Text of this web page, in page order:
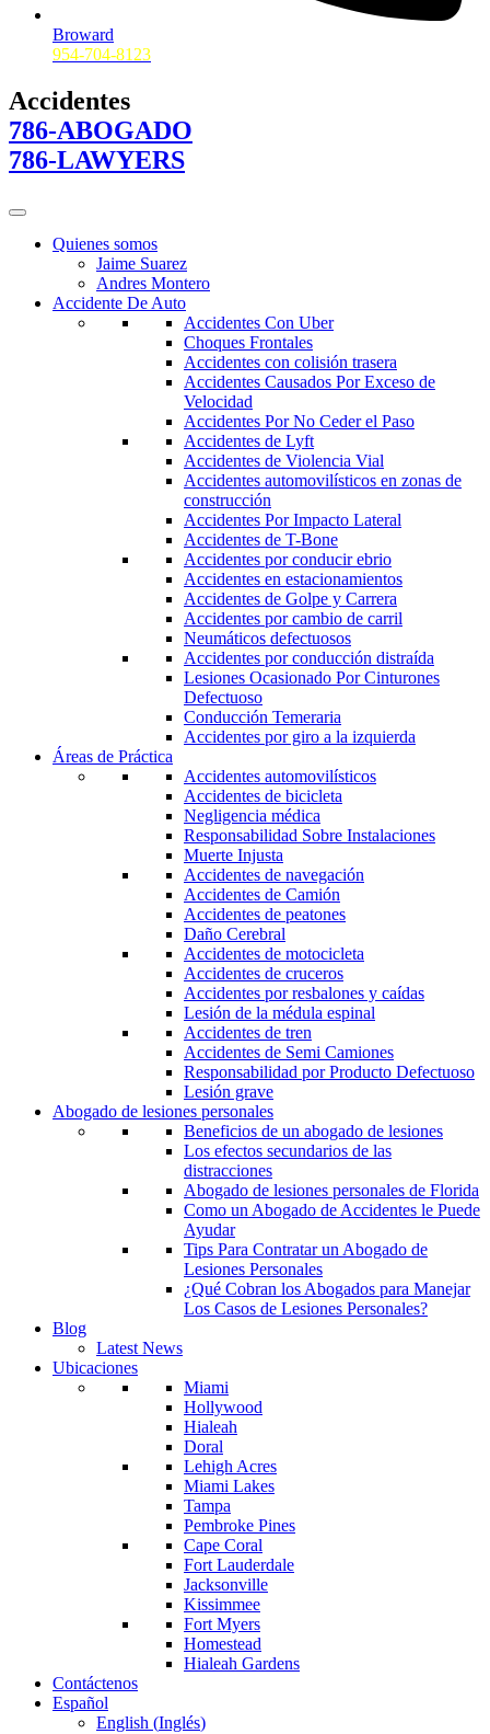
Broward
954-704-8123
Accidentes
786-ABOGADO
786-LAWYERS
Quienes somos
Jaime Suarez
Andres Montero
Accidente De Auto
Accidentes Con Uber
Choques Frontales
Accidentes con colisión trasera
Accidentes Causados Por Exceso de
Velocidad
Accidentes Por No Ceder el Paso
Accidentes de Lyft
Accidentes de Violencia Vial
Accidentes automovilísticos en zonas de
construcción
Accidentes Por Impacto Lateral
Accidentes de T-Bone
Accidentes por conducir ebrio
Accidentes en estacionamientos
Accidentes de Golpe y Carrera
Accidentes por cambio de carril
Neumáticos defectuosos
Accidentes por conducción distraída
Lesiones Ocasionado Por Cinturones
Defectuoso
Conducción Temeraria
Accidentes por giro a la izquierda
Áreas de Práctica
Accidentes automovilísticos
Accidentes de bicicleta
Negligencia médica
Responsabilidad Sobre Instalaciones
Muerte Injusta
Accidentes de navegación
Accidentes de Camión
Accidentes de peatones
Daño Cerebral
Accidentes de motocicleta
Accidentes de cruceros
Accidentes por resbalones y caídas
Lesión de la médula espinal
Accidentes de tren
Accidentes de Semi Camiones
Responsabilidad por Producto Defectuoso
Lesión grave
Abogado de lesiones personales
Beneficios de un abogado de lesiones
Los efectos secundarios de las
distracciones
Abogado de lesiones personales de Florida
Como un Abogado de Accidentes le Puede
Ayudar
Tips Para Contratar un Abogado de
Lesiones Personales
¿Qué Cobran los Abogados para Manejar
Los Casos de Lesiones Personales?
Blog
Latest News
Ubicaciones
Miami
Hollywood
Hialeah
Doral
Lehigh Acres
Miami Lakes
Tampa
Pembroke Pines
Cape Coral
Fort Lauderdale
Jacksonville
Kissimmee
Fort Myers
Homestead
Hialeah Gardens
Contáctenos
Español
English (Inglés)